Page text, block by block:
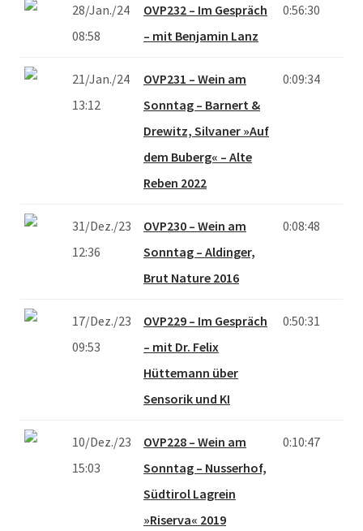
28/Jan./24
08:58
OVP232 – Im Gespräch
– mit Benjamin Lanz
0:56:30
21/Jan./24
13:12
OVP231 – Wein am
Sonntag – Barnert &
Drewitz, Silvaner »Auf
dem Buberg« – Alte
Reben 2022
0:09:34
31/Dez./23
12:36
OVP230 – Wein am
Sonntag – Aldinger,
Brut Nature 2016
0:08:48
17/Dez./23
09:53
OVP229 – Im Gespräch
– mit Dr. Felix
Hüttemann über
Sensorik und KI
0:50:31
10/Dez./23
15:03
OVP228 – Wein am
Sonntag – Nusserhof,
Südtirol Lagrein
»Riserva« 2019
0:10:47